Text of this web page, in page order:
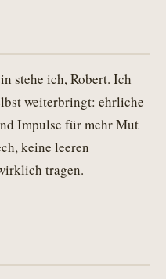
stehe ich, Robert. Ich
weiterbringt: ehrliche
Impulse für mehr Mut
keine leeren
tragen.